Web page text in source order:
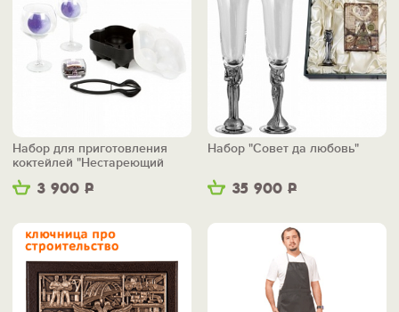
3 900 Р
Набор для приготовления
коктейлей "Нестареющий
дуэт"
35 900 Р
Набор "Совет да любовь"